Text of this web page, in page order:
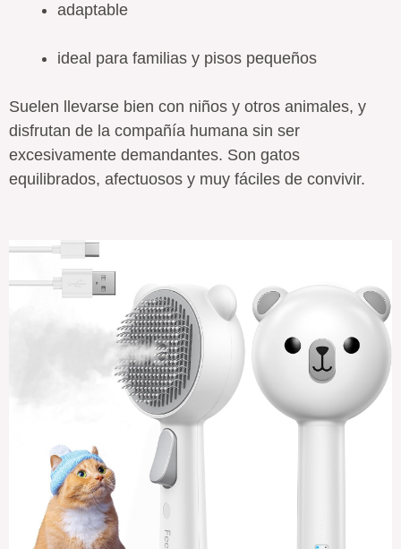
adaptable
ideal para familias y pisos pequeños
Suelen llevarse bien con niños y otros animales, y
disfrutan de la compañía humana sin ser
excesivamente demandantes. Son gatos
equilibrados, afectuosos y muy fáciles de convivir.